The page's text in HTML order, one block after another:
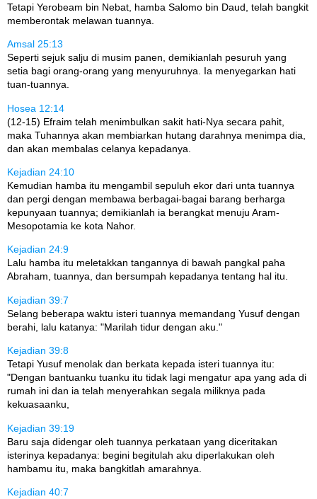
Tetapi Yerobeam bin Nebat, hamba Salomo bin Daud, telah bangkit
memberontak melawan tuannya.
Amsal 25:13
Seperti sejuk salju di musim panen, demikianlah pesuruh yang
setia bagi orang-orang yang menyuruhnya. Ia menyegarkan hati
tuan-tuannya.
Hosea 12:14
(12-15) Efraim telah menimbulkan sakit hati-Nya secara pahit,
maka Tuhannya akan membiarkan hutang darahnya menimpa dia,
dan akan membalas celanya kepadanya.
Kejadian 24:10
Kemudian hamba itu mengambil sepuluh ekor dari unta tuannya
dan pergi dengan membawa berbagai-bagai barang berharga
kepunyaan tuannya; demikianlah ia berangkat menuju Aram-
Mesopotamia ke kota Nahor.
Kejadian 24:9
Lalu hamba itu meletakkan tangannya di bawah pangkal paha
Abraham, tuannya, dan bersumpah kepadanya tentang hal itu.
Kejadian 39:7
Selang beberapa waktu isteri tuannya memandang Yusuf dengan
berahi, lalu katanya: "Marilah tidur dengan aku."
Kejadian 39:8
Tetapi Yusuf menolak dan berkata kepada isteri tuannya itu:
"Dengan bantuanku tuanku itu tidak lagi mengatur apa yang ada di
rumah ini dan ia telah menyerahkan segala miliknya pada
kekuasaanku,
Kejadian 39:19
Baru saja didengar oleh tuannya perkataan yang diceritakan
isterinya kepadanya: begini begitulah aku diperlakukan oleh
hambamu itu, maka bangkitlah amarahnya.
Kejadian 40:7